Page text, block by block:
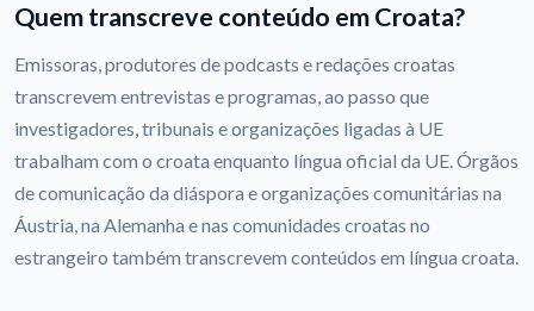
Quem transcreve conteúdo em Croata?
Emissoras, produtores de podcasts e redações croatas
transcrevem entrevistas e programas, ao passo que
investigadores, tribunais e organizações ligadas à UE
trabalham com o croata enquanto língua oficial da UE. Órgãos
de comunicação da diáspora e organizações comunitárias na
Áustria, na Alemanha e nas comunidades croatas no
estrangeiro também transcrevem conteúdos em língua croata.